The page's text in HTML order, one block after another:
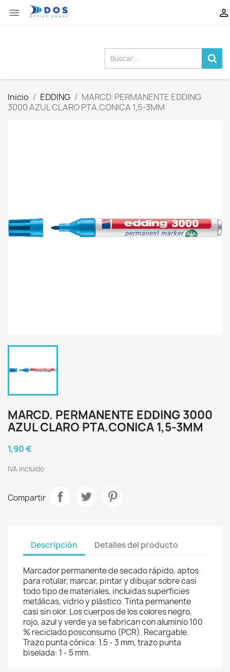
 
Inicio EDDING
MARCD. PERMANENTE EDDING
3000 AZUL CLARO PTA.CONICA 1,5-3MM
MARCD. PERMANENTE EDDING 3000
AZUL CLARO PTA.CONICA 1,5-3MM
1,90 €
IVA incluido
Compartir
Descripción Detalles del producto
Marcador permanente de secado rápido, aptos
para rotular, marcar, pintar y dibujar sobre casi
todo tipo de materiales, incluidas superficies
metálicas, vidrio y plástico. Tinta permanente
casi sin olor. Los cuerpos de los colores negro,
rojo, azul y verde ya se fabrican con aluminio 100
% reciclado posconsumo (PCR). Recargable.
Trazo punta cónica: 1.5 - 3 mm, trazo punta
biselada: 1 - 5 mm.